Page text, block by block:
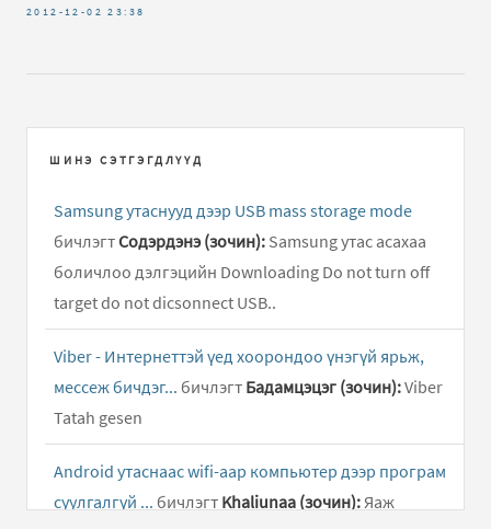
2012-12-02 23:38
ШИНЭ СЭТГЭГДЛҮҮД
Samsung утаснууд дээр USB mass storage mode
бичлэгтСодэрдэнэ (зочин): Samsung утас асахаа
боличлоо дэлгэцийн Downloading Do not turn off
target do not dicsonnect USB..
Viber - Интернеттэй үед хоорондоо үнэгүй ярьж,
мессеж бичдэг... бичлэгт Бадамцэцэг (зочин):Viber
Tatah gesen
Android утаснаас wifi-аар компьютер дээр програм
суулгалгүй ... бичлэгт Khaliunaa (зочин): Яаж